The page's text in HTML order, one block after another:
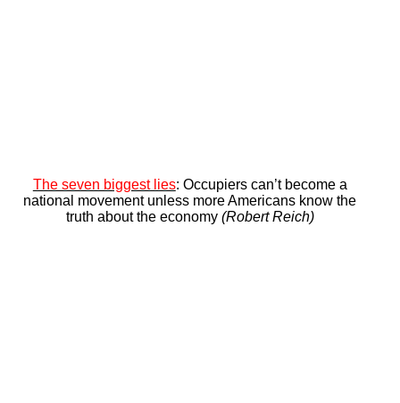
The seven biggest lies: Occupiers can’t become a
national movement unless more Americans know the
truth about the economy (Robert Reich)